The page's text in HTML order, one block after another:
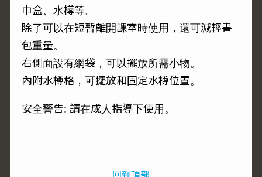
巾盒、水樽等。
除了可以在短暫離開課室時使用，還可減輕書
包重量。
右側面設有網袋，可以擺放所需小物。
內附水樽格，可擺放和固定水樽位置。
安全警告: 請在成人指導下使用。